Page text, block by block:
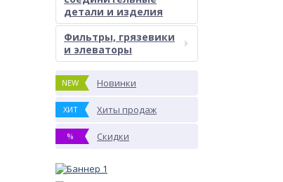
детали и изделия
Фильтры, грязевики
и элеваторы
NEW Новинки
ХИТ Хиты продаж
% Скидки